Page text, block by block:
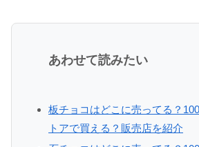
あわせて読みたい
板チョコはどこに売ってる？
トアで買える？販売店を紹介